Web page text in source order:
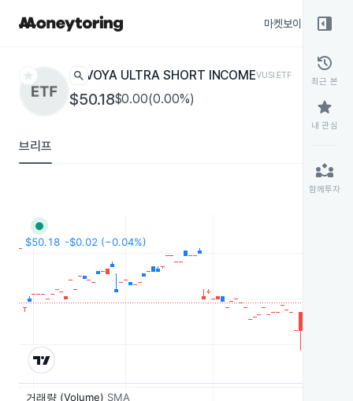
마켓보이스
star search VOYA ULTRA SHORT INCOMEVUSIETF
$50.18$0.00(0.00%)
브리프
right_panel_open
history
최근 본
star
내 관심
partner_exchange
함께투자